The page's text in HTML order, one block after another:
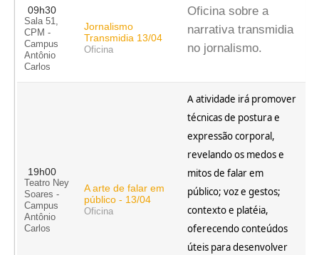
09h30
Sala 51,
CPM -
Campus
Antônio
Carlos
Jornalismo
Transmidia 13/04
Oficina
Oficina sobre a
narrativa transmidia
no jornalismo.
19h00
Teatro Ney
Soares -
Campus
Antônio
Carlos
A arte de falar em
público - 13/04
Oficina
A atividade irá promover
técnicas de postura e
expressão corporal,
revelando os medos e
mitos de falar em
público; voz e gestos;
contexto e platéia,
oferecendo conteúdos
úteis para desenvolver